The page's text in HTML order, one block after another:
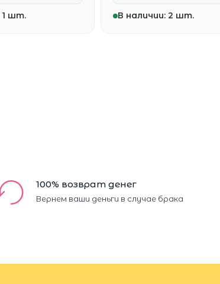
1 шт. В наличии: 2 шт.
100% возврат денег
Вернем ваши деньги в случае брака